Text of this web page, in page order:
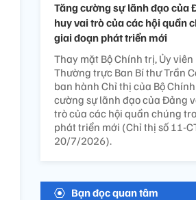
Tăng cường sự lãnh đạo của
huy vai trò của các hội quần
giai đoạn phát triển mới
Thay mặt Bộ Chính trị, Ủy
Thường trực Ban Bí thư Trần
ban hành Chỉ thị của Bộ
cường sự lãnh đạo của Đảng
trò của các hội quần chúng
phát triển mới (Chỉ thị số 11-
20/7/2026).
Bạn đọc quan tâm